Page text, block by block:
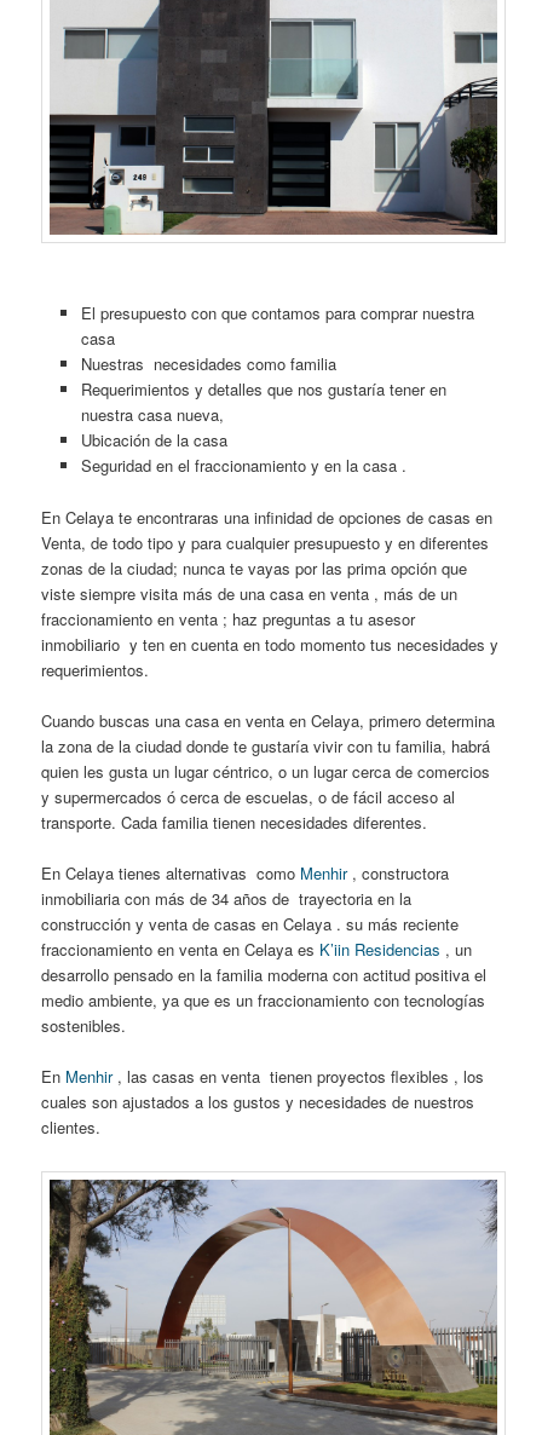
El presupuesto con que contamos para comprar nuestra
casa
Nuestras necesidades como familia
Requerimientos y detalles que nos gustaría tener en
nuestra casa nueva,
Ubicación de la casa
Seguridad en el fraccionamiento y en la casa .
En Celaya te encontraras una infinidad de opciones de casas en
Venta, de todo tipo y para cualquier presupuesto y en diferentes
zonas de la ciudad; nunca te vayas por las prima opción que
viste siempre visita más de una casa en venta , más de un
fraccionamiento en venta ; haz preguntas a tu asesor
inmobiliario y ten en cuenta en todo momento tus necesidades y
requerimientos.
Cuando buscas una casa en venta en Celaya, primero determina
la zona de la ciudad donde te gustaría vivir con tu familia, habrá
quien les gusta un lugar céntrico, o un lugar cerca de comercios
y supermercados ó cerca de escuelas, o de fácil acceso al
transporte. Cada familia tienen necesidades diferentes.
En Celaya tienes alternativas como Menhir, constructora
inmobiliaria con más de 34 años de trayectoria en la
construcción y venta de casas en Celaya . su más reciente
fraccionamiento en venta en Celaya es K’iin Residencias , un
desarrollo pensado en la familia moderna con actitud positiva el
medio ambiente, ya que es un fraccionamiento con tecnologías
sostenibles.
En Menhir, las casas en venta tienen proyectos flexibles , los
cuales son ajustados a los gustos y necesidades de nuestros
clientes.